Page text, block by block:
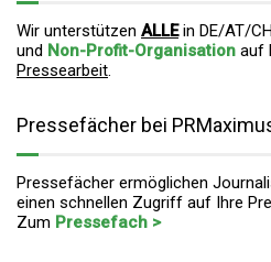
Wir unterstützen ALLEin DE/AT/
und Non-Profit-Organisation auf
Pressearbeit.
Pressefächer bei
Pressefächer ermöglichen
einen schnellen Zugriff auf Ihre
Zum Pressefach >